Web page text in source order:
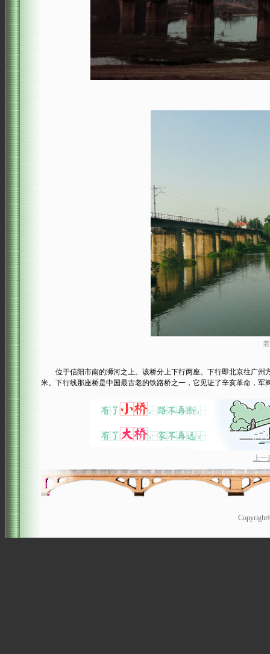
位于信阳市南的浉河之上。该桥分上下行两座。下行即北京往广州
米。下行线那座桥是中国最古老的铁路桥之一，它见证了辛亥革命，
上一